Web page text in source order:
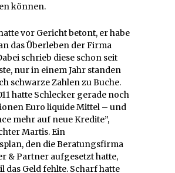
können.
vor Gericht betont, er habe
das Überleben der Firma
schrieb diese schon seit
nur in einem Jahr standen
schwarze Zahlen zu Buche.
hatte Schlecker gerade noch
Euro liquide Mittel – und
mehr auf neue Kredite”,
Martis. Ein
den die Beratungsfirma
& Partner aufgesetzt hatte,
das Geld fehlte. Scharf hatte